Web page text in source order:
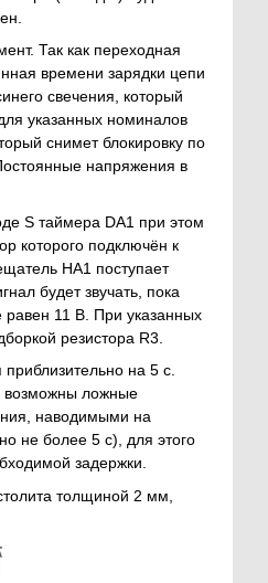
Так как переходная
времени зарядки цепи
свечения, который
указанных номиналов
снимет блокировку по
напряжения в
S таймера DA1 при этом
которого подключён к
HA1 поступает
будет звучать, пока
равен 11 В. При указанных
резистора R3.
на 5 с.
возможны ложные
наводимыми на
не более 5 с), для этого
задержки.
толщиной 2 мм,